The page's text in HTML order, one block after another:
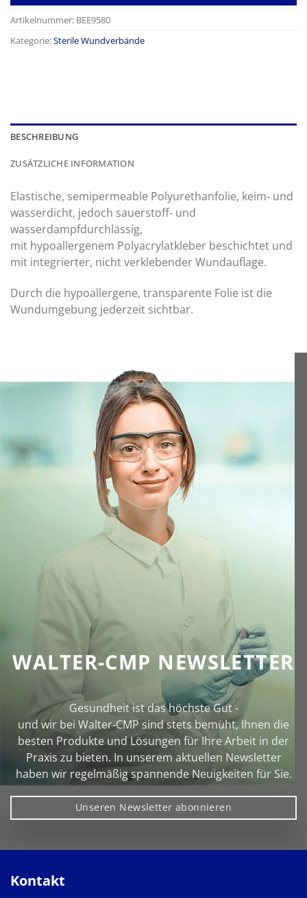
Artikelnummer: BEE9580
Kategorie:Sterile Wundverbände
BESCHREIBUNG
ZUSÄTZLICHE INFORMATION
Elastische, semipermeable Polyurethanfolie, keim- und
wasserdicht, jedoch sauerstoff- und
wasserdampfdurchlässig,
mit hypoallergenem Polyacrylatkleber beschichtet und
mit integrierter, nicht verklebender Wundauflage.
Durch die hypoallergene, transparente Folie ist die
Wundumgebung jederzeit sichtbar.
WALTER-CMP NEWSLETTER
Gesundheit ist das höchste Gut -
und wir bei Walter‑CMP sind stets bemüht, Ihnen die
besten Produkte und Lösungen für Ihre Arbeit in der
Praxis zu bieten. In unserem aktuellen Newsletter
haben wir regelmäßig spannende Neuigkeiten für Sie.
Unseren Newsletter abonnieren
Kontakt